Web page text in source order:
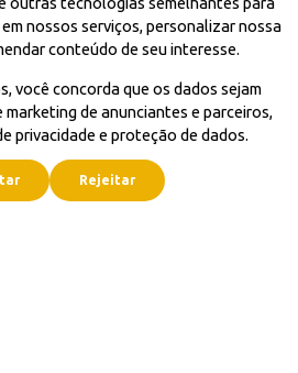
nossos serviços, personalizar nossa
conteúdo de seu interesse.
você concorda que os dados sejam
de anunciantes e parceiros,
privacidade e proteção de dados.
Rejeitar